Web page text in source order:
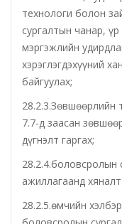
Хөдөлмөр,
Цагдаагийн
Эрүүл мэндийн
технологи болон
сургалтын чанар,
мэргэжлийн
хэрэглэгдэхүүний
байгуулах;
28.2.3.Зөвшөөрлийн
7.7-д заасан
дүгнэлт гаргах;
28.2.4.боловсролын
ажиллагаанд
28.2.5.өмчийн